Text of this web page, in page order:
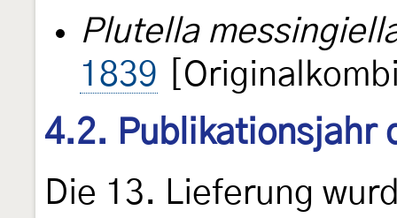
Plutella
1839
4.2. Publikationsjahr
Die 13. Lieferung